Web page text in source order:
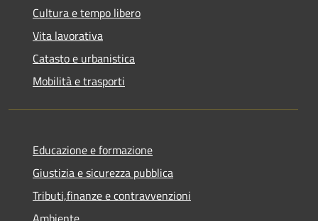
Cultura e tempo libero
Vita lavorativa
Catasto e urbanistica
Mobilità e trasporti
Educazione e formazione
Giustizia e sicurezza pubblica
Tributi,finanze e contravvenzioni